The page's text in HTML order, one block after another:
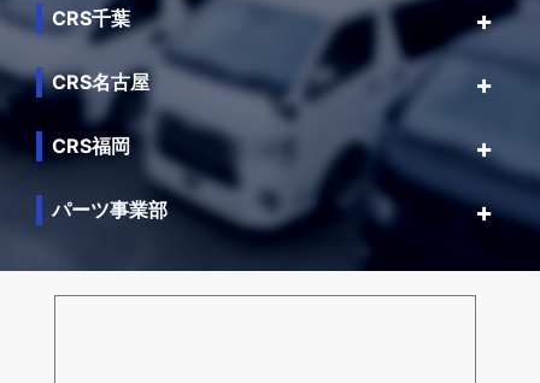
CRS千葉
CRS名古屋
CRS福岡
パーツ事業部